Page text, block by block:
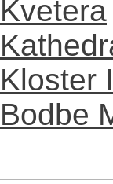
Kvetera
Kloster
Bodbe